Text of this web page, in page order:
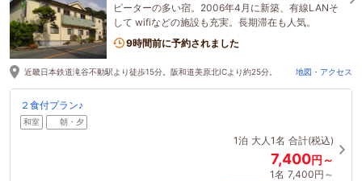
ピーターの多い宿。2006年4月に新築、有線LANそ
して wifiなどの施設も充実。長期滞在も人気。
9時間前に予約されました
近畿日本鉄道滝谷不動駅より徒歩15分。阪和道美原北ICより約25分。 地図・アクセス
２食付プラン♪
和室 朝・夕
1泊 大人1名 合計(税込)
7,400円～
1名 7,400円～